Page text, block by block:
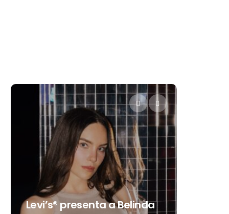
Destino Dos Equis 2026: La
gran celebración sonora